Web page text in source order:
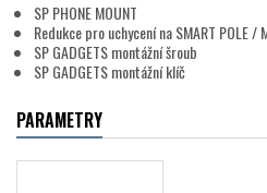
SP PHONE MOUNT
Redukce pro uchycení na SMART POLE /
SP GADGETS montážní šroub
SP GADGETS montážní klíč
PARAMETRY